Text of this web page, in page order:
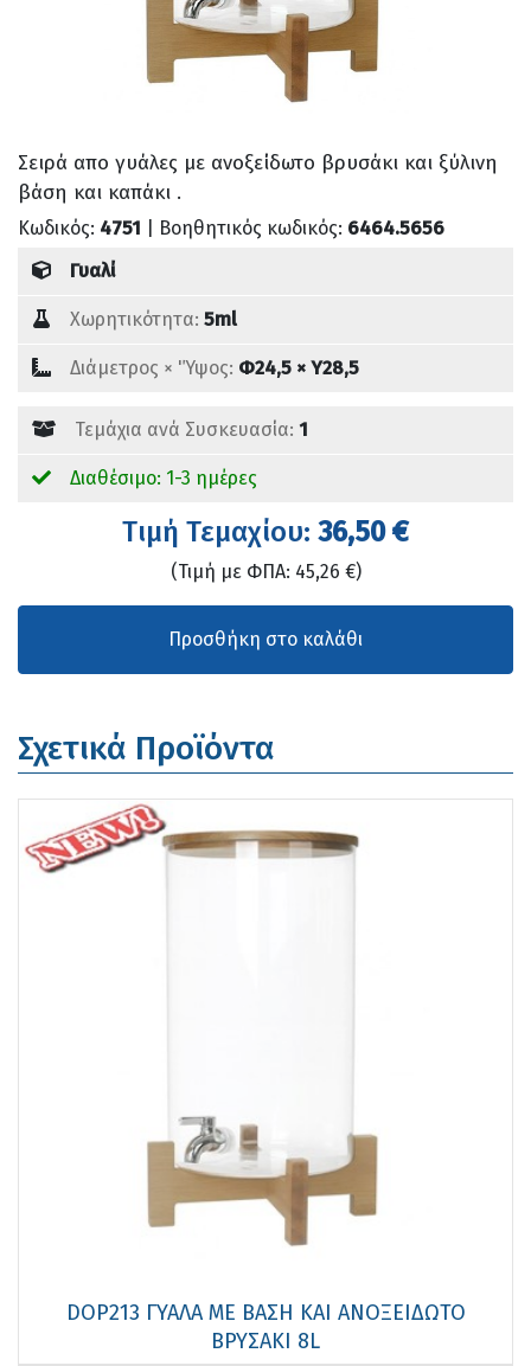
Σειρά απο γυάλες με ανοξείδωτο βρυσάκι και ξύλινη
βάση και καπάκι .
Κωδικός: 4751 | Βοηθητικός κωδικός: 6464.5656
Γυαλί
Χωρητικότητα: 5ml
Διάμετρος × 'Ύψος: Φ24,5 × Υ28,5
Τεμάχια ανά Συσκευασία: 1
Διαθέσιμο: 1-3 ημέρες
Tιμή Τεμαχίου: 36,50 €
(Τιμή με ΦΠΑ: 45,26 €)
Σχετικά Προϊόντα
DOP213 ΓΥΑΛΑ ΜΕ ΒΑΣΗ ΚΑΙ ΑΝΟΞΕΙΔΩΤΟ
ΒΡΥΣΑΚΙ 8L